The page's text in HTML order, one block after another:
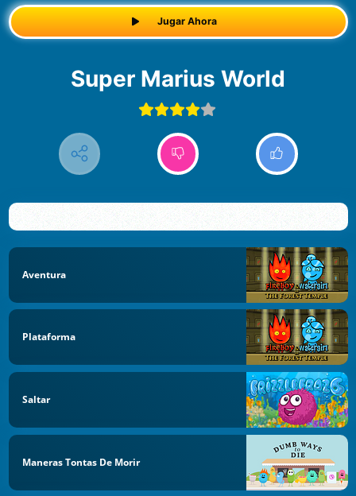
Jugar Ahora
Super Marius World
Aventura
Plataforma
Saltar
Maneras Tontas De Morir